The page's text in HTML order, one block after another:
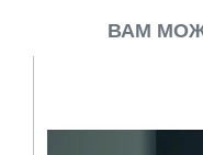
ВАМ